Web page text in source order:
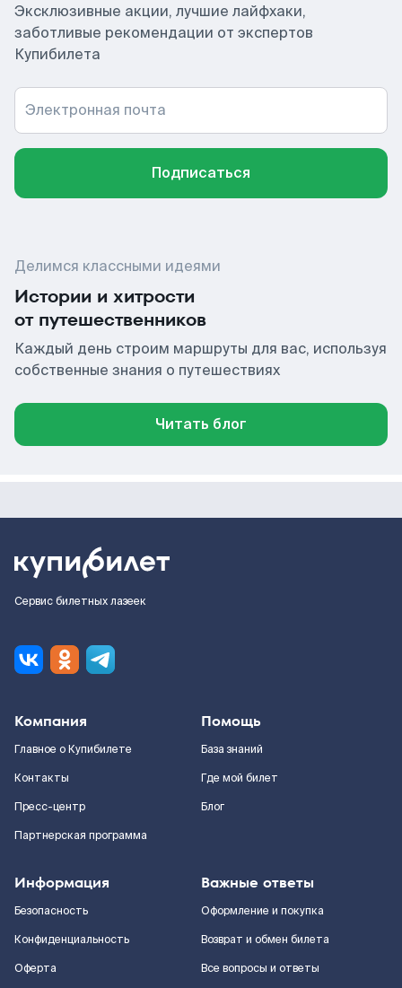
Эксклюзивные акции, лучшие лайфхаки,
заботливые рекомендации от экспертов
Купибилета
Электронная почта
Подписаться
Делимся классными идеями
Истории и хитрости
от путешественников
Каждый день строим маршруты для вас, используя
собственные знания о путешествиях
Читать блог
Сервис билетных лазеек
Компания
Главное о Купибилете
Контакты
Пресс-центр
Партнерская программа
Помощь
База знаний
Где мой билет
Блог
Информация
Безопасность
Конфиденциальность
Оферта
Важные ответы
Оформление и покупка
Возврат и обмен билета
Все вопросы и ответы